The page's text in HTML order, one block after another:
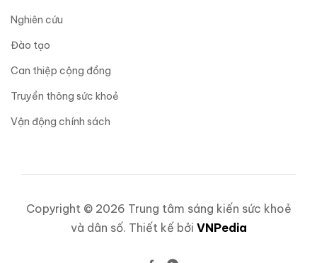
Nghiên cứu
Đào tạo
Can thiệp cộng đồng
Truyền thông sức khoẻ
Vận động chính sách
Copyright © 2026 Trung tâm sáng kiến sức khoẻ
và dân số. Thiết kế bởi VNPedia